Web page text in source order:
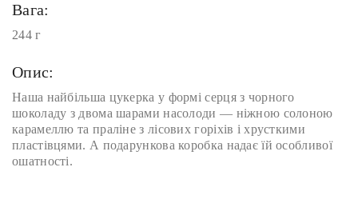
Вага:
244 г
Опис:
Наша найбільша цукерка у формі серця з чорного
шоколаду з двома шарами насолоди — ніжною солоною
карамеллю та праліне з лісових горіхів і хрусткими
пластівцями. А подарункова коробка надає їй особливої
ошатності.